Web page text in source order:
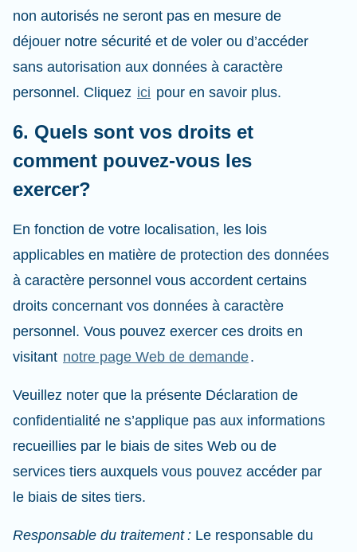
non autorisés ne seront pas en mesure de
déjouer notre sécurité et de voler ou d’accéder
sans autorisation aux données à caractère
personnel. Cliquez ici pour en savoir plus.
6. Quels sont vos droits et
comment pouvez-vous les
exercer?
En fonction de votre localisation, les lois
applicables en matière de protection des données
à caractère personnel vous accordent certains
droits concernant vos données à caractère
personnel. Vous pouvez exercer ces droits en
visitant notre page Web de demande.
Veuillez noter que la présente Déclaration de
confidentialité ne s’applique pas aux informations
recueillies par le biais de sites Web ou de
services tiers auxquels vous pouvez accéder par
le biais de sites tiers.
Responsable du traitement : Le responsable du